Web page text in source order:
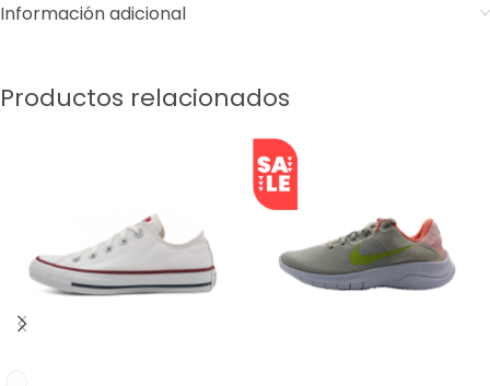
Información adicional
Productos relacionados